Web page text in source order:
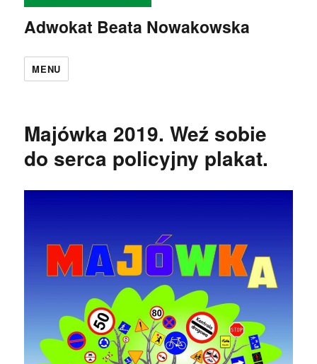
Adwokat Beata Nowakowska
MENU
Majówka 2019. Weź sobie
do serca policyjny plakat.